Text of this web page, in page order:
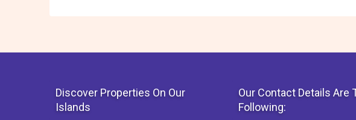
Discover Properties On Our
Islands
Our Contact Details Are
Following: